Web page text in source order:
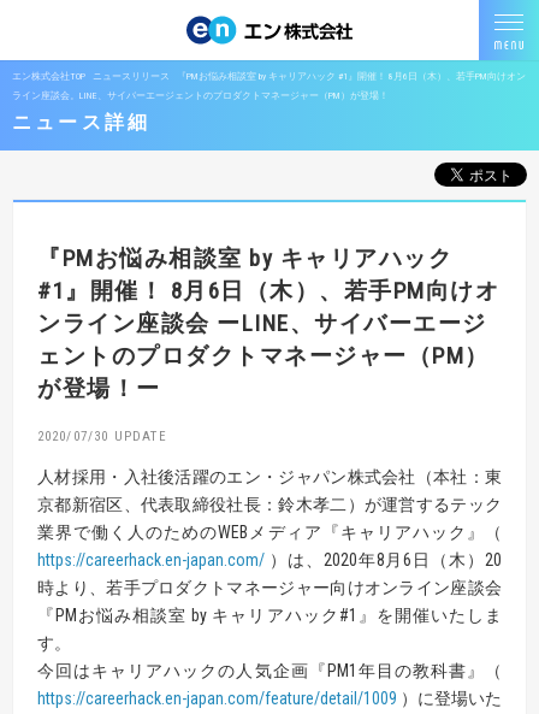
エン株式会社TOP ニュースリリース
『PMお悩み相談室 by キャリアハック #1』開催！ 8月6日（木）、若手PM向けオン
ライン座談会。LINE、サイバーエージェントのプロダクトマネージャー（PM）が登場！
ニュース詳細
『PMお悩み相談室 by キャリアハック
#1』開催！ 8月6日（木）、若手PM向けオ
ンライン座談会 ーLINE、サイバーエージ
ェントのプロダクトマネージャー（PM）
が登場！ー
2020/07/30
人材採用・入社後活躍のエン・ジャパン株式会社（本社：東
京都新宿区、代表取締役社長：鈴木孝二）が運営するテック
業界で働く人のためのWEBメディア『キャリアハック』（
https://careerhack.en-japan.com/ ）は、2020年8月6日（木）20
時より、若手プロダクトマネージャー向けオンライン座談会
『PMお悩み相談室 by キャリアハック#1』を開催いたしま
す。
今回はキャリアハックの人気企画『PM1年目の教科書』（
https://careerhack.en-japan.com/feature/detail/1009 ）に登場いた